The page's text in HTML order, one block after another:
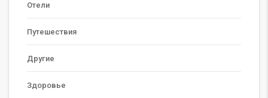
Отели
Путешествия
Другие
Здоровье